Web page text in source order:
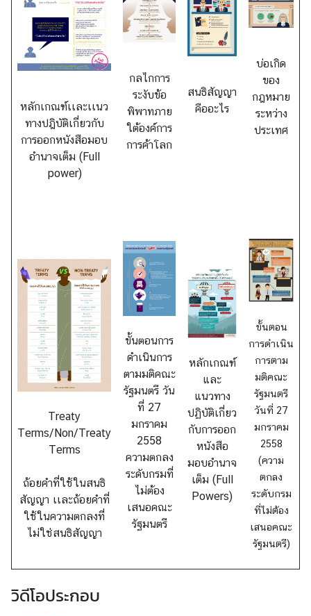
อ
มู
ล
ก
ฎ
ห
ม
า
บี
ย
บ
ที่
เ
กี่
ย
ว
ข้
ง
า
ร
ส่
ง
ส
ริ
หลักเกณฑ์เเละเเนว
ทางปฎิบัติเกี่ยวกับ
การออกหนังสือมอบ
อำนาจเต็ม (Full
power)
กลไกการ
ระงับข้อ
พิพาทภาย
ใต้องค์การ
การค้าโลก
สนธิสัญญา
คืออะไร
บ่อเกิด
ของ
กฎหมาย
ระหว่าง
ประเทศ
Treaty
Terms/Non/Treaty
Terms
ถ้อยคำที่ใช้ในสนธิ
สัญญา เเละถ้อยคำที่
ใช้ในความตกลงที่
ไม่ใช่สนธิสัญญา
ขั้นตอนการ
ดำเนินการ
ตามมติคณะ
รัฐมนตรี วัน
ที่ 27
มกราคม
2558
ความตกลง
ระดับกรมที่
ไม่ต้อง
เสนอคณะ
รัฐมนตรี
หลักเกณฑ์
และ
แนวทาง
ปฏิบัติเกี่ยว
กับการออก
หนังสือ
มอบอำนาจ
เต็ม (Full
Powers)
ขั้นตอน
การดำเนิน
การตาม
มติคณะ
รัฐมนตรี
วันที่ 27
มกราคม
2558
(ความ
ตกลง
ระดับกรม
ที่ไม่ต้อง
เสนอคณะ
รัฐมนตรี)
วิดีโอประกอบ